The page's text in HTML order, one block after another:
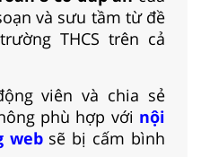
và sưu tầm từ đề
THCS trên cả
viên và chia sẻ
phù hợp với nội
websẽ bị cấm bình